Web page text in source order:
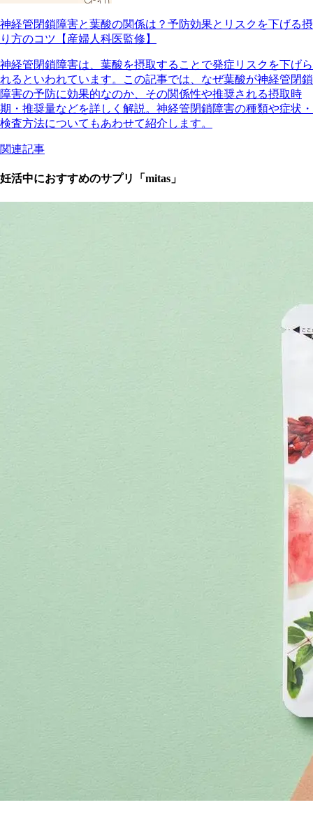
神経管閉鎖障害と葉酸の関係は？予防効果とリスクを下げる摂
り方のコツ【産婦人科医監修】
神経管閉鎖障害は、葉酸を摂取することで発症リスクを下げら
れるといわれています。この記事では、なぜ葉酸が神経管閉鎖
障害の予防に効果的なのか、その関係性や推奨される摂取時
期・推奨量などを詳しく解説。神経管閉鎖障害の種類や症状・
検査方法についてもあわせて紹介します。
関連記事
妊活中におすすめのサプリ「mitas」